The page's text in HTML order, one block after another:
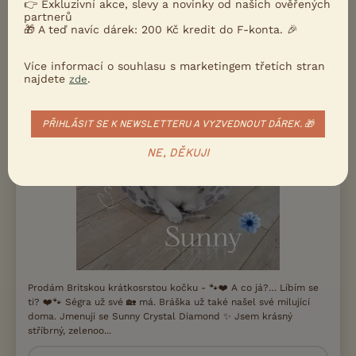
PRODÁM
Britský stříbrný kocourek
20000 Kč
Prodám Britskou krátkosrstou kočku - 🐾❤️ A co já?… Líbím se
ti? ❤️🐾 Ségra už své 🏡 má. Bráška už také našel své milující
doma. Jmenuji se Sunny Crystal Diamond ✨ Jsem krásný
stříbrný, zelenoo...
👉 Exkluzivní akce, slevy a novinky od našich ověřených
partnerů
🎁 A teď navíc dárek: 200 Kč kredit do F-konta. 🎉
Více informací o souhlasu s marketingem třetích stran
najdete zde.
PŘIHLÁSIT SE K NEWSLETTERU A VYZVEDNOUT DÁREK. 🎁
NE, DĚKUJI